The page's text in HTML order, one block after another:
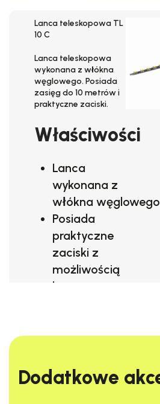
Lanca teleskopowa TL
10 C
Lanca teleskopowa
wykonana z włókna
węglowego. Posiada
zasięgdo 10 metrówi
praktyczne zaciski.
Właściwości
Lanca
wykonana z
włókna
Posiada
praktyczne
zaciski z
możliwością
bez
zacisku.
zasięg do
10m.
Dodatkowe